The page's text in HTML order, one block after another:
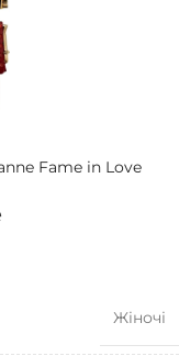
Fame in Love
Жіночі